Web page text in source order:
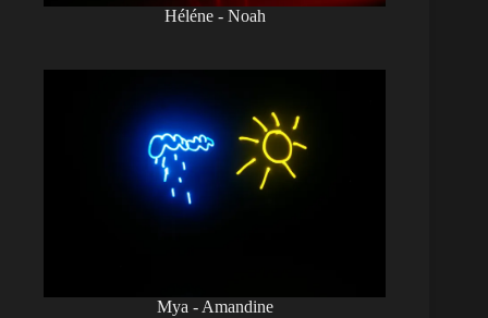
Héléne - Noah
Mya - Amandine